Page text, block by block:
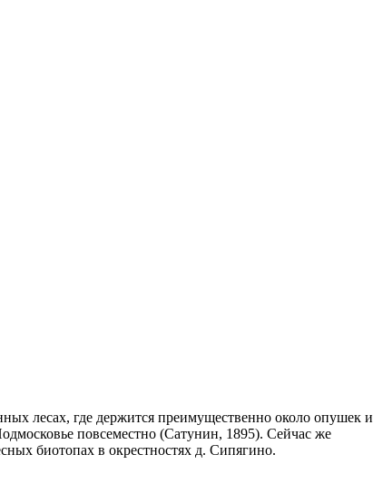
лесах, где держится преимущественно около опушек и
повсеместно (Сатунин, 1895). Сейчас же
биотопах в окрестностях д. Сипягино.